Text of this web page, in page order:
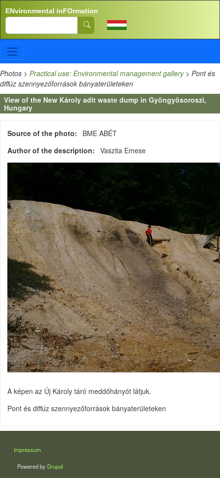
ENvironmental inFOrmation
Search
Photos > Practical use: Environmental management gallery> Pont és
diffúz szennyezőforrások bányaterületeken
View of the New Károly adit waste dump in Gyöngyösoroszi,
Hungary
Source of the photo
BME ABÉT
Author of the description
Vaszita Emese
A képen az Új Károly táró meddőhányót látjuk.
Pont és diffúz szennyezőforrások bányaterületeken
LÁBLÉC
Impressum
Powered by Drupal